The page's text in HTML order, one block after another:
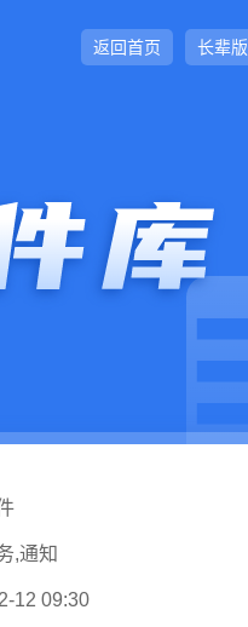
返回首页 长辈版
,通知
12 09:30